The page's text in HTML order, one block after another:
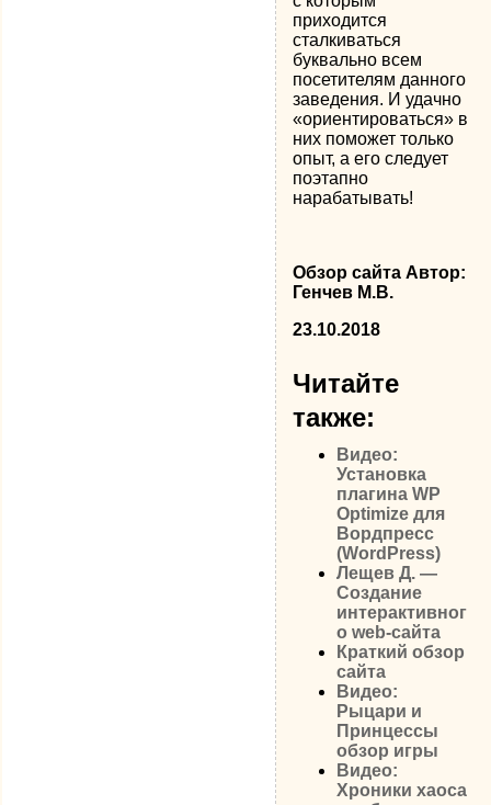
приходится
сталкиваться
буквально всем
посетителям данного
заведения. И удачно
«ориентироваться» в
них поможет только
опыт, а его следует
поэтапно
нарабатывать!
Обзор сайта Автор:
Генчев М.В.
23.10.2018
Читайте
также:
Видео:
Установка
плагина WP
Optimize для
Вордпресс
(WordPress)
Лещев Д. —
Создание
интерактивног
о web-сайта
Краткий обзор
сайта
Видео:
Рыцари и
Принцессы
обзор игры
Видео:
Хроники хаоса